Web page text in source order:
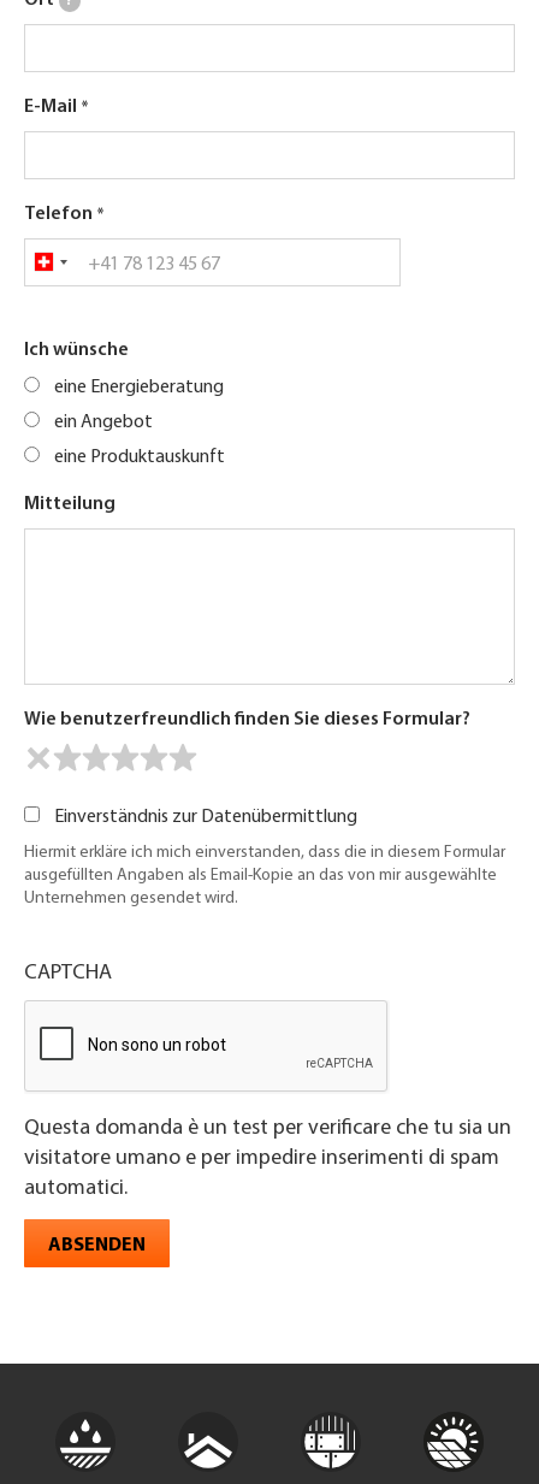
E-Mail
Telefon
Ich wünsche
eine Energieberatung
ein Angebot
eine Produktauskunft
Mitteilung
Wie benutzerfreundlich finden Sie dieses Formular?
Einverständnis zur Datenübermittlung
Hiermit erkläre ich mich einverstanden, dass die in diesem Formular
ausgefüllten Angaben als Email-Kopie an das von mir ausgewählte
Unternehmen gesendet wird.
CAPTCHA
Questa domanda è un test per verificare che tu sia un
visitatore umano e per impedire inserimenti di spam
automatici.
ABSENDEN